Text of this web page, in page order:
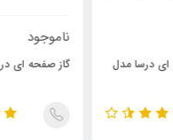
گاز صفحه ای درسا مدل الی